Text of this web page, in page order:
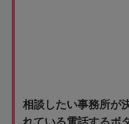
相談したい事務所が